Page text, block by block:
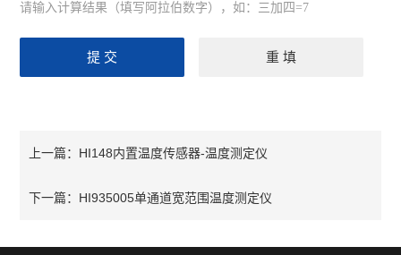
请输入计算结果（填写阿拉伯数字），如：三加四=7
上一篇： HI148内置温度传感器-温度测定仪
下一篇： HI935005单通道宽范围温度测定仪